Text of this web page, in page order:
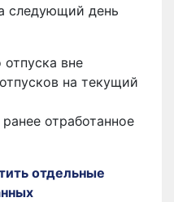
следующий день
вне
на текущий
отработанное
отдельные